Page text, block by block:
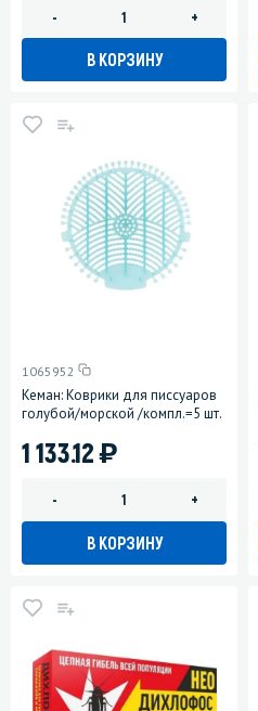
- +
В КОРЗИНУ
1065952
Кеман: Коврики для писсуаров
голубой/морской /компл.=5 шт.
1 133.12)
- +
В КОРЗИНУ